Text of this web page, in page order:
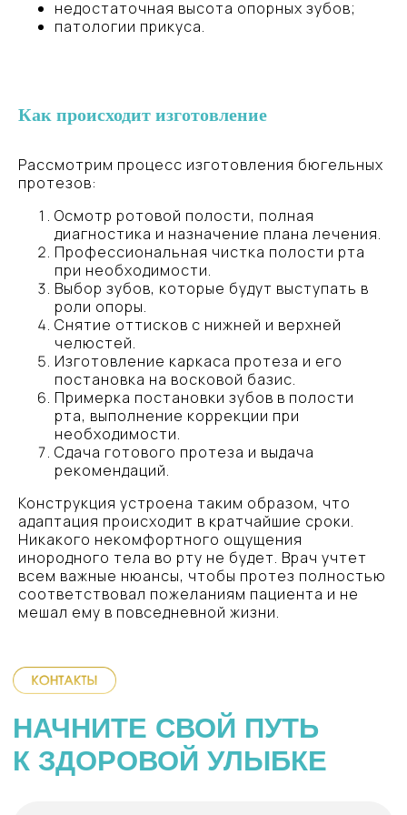
недостаточная высота опорных зубов;
патологии прикуса.
Как происходит изготовление
Рассмотрим процесс изготовления бюгельных
протезов:
Осмотр ротовой полости, полная
диагностика и назначение плана лечения.
Профессиональная чистка полости рта
при необходимости.
Выбор зубов, которые будут выступать в
роли опоры.
Снятие оттисков с нижней и верхней
челюстей.
Изготовление каркаса протеза и его
постановка на восковой базис.
Примерка постановки зубов в полости
рта, выполнение коррекции при
необходимости.
Сдача готового протеза и выдача
рекомендаций.
Конструкция устроена таким образом, что
адаптация происходит в кратчайшие сроки.
Никакого некомфортного ощущения
инородного тела во рту не будет. Врач учтет
всем важные нюансы, чтобы протез полностью
соответствовал пожеланиям пациента и не
мешал ему в повседневной жизни.
Телефон
+7 999 536-87-02
Почта
vesnastom@bk.ru
Адрес
СПб, Искровский пр. д. 32 к. 1 —
вход с улицы
Ежедневно с 10:00 до 20:00